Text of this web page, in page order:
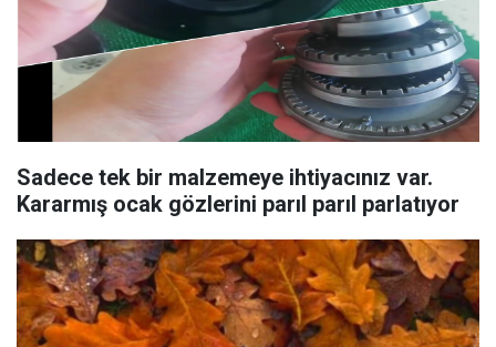
Sadece tek bir malzemeye ihtiyacınız var.
Kararmış ocak gözlerini parıl parıl parlatıyor